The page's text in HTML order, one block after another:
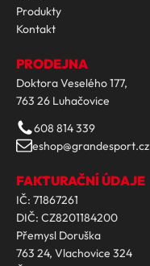
Produkty
Kontakt
PRODEJNA
Doktora Veselého 177,
763 26 Luhačovice
608 814 339
eshop@grandesport.cz
FAKTURAČNÍ ÚDAJE
IČ: 71867261
DIČ: CZ8201184200
Přemysl Doruška
763 24, Vlachovice 324